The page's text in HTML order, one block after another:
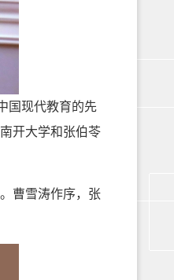
国现代教育的先
开大学和张伯苓
曹雪涛作序，张